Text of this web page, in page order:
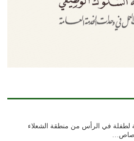
لطفلة في الرأس من منطقة الشعلاء